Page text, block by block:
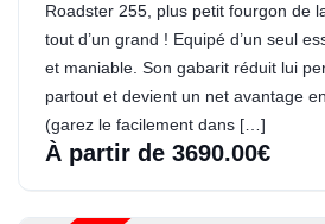
Roadster 255, plus petit fourgon de
tout d’un grand ! Equipé d’un seul
et maniable. Son gabarit réduit lui
partout et devient un net avantage
(garez le facilement dans […]
À partir de 3690.00€